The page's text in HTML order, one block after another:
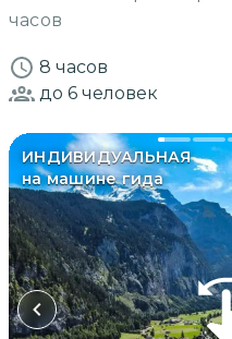
часов
8 часов
до 6 человек
ИНДИВИДУАЛЬНАЯ
на машине гида